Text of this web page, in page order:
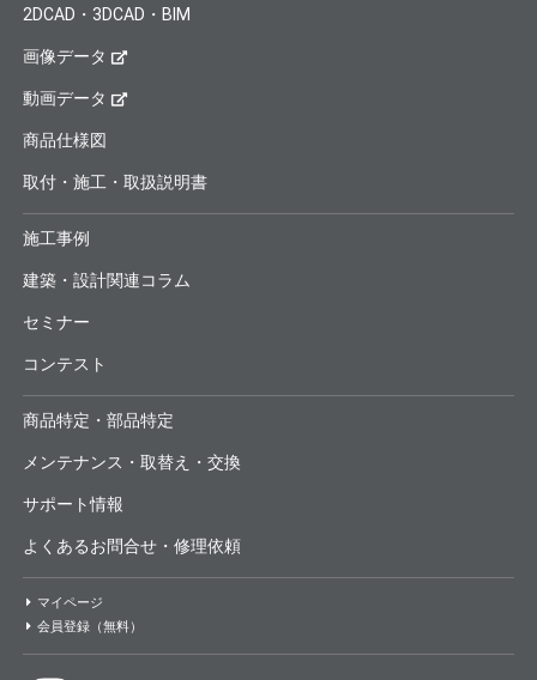
2DCAD・3DCAD・BIM
画像データ
動画データ
商品仕様図
取付・施工・取扱説明書
施工事例
建築・設計関連コラム
セミナー
コンテスト
商品特定・部品特定
メンテナンス・取替え・交換
サポート情報
よくあるお問合せ・修理依頼
マイページ
会員登録（無料）